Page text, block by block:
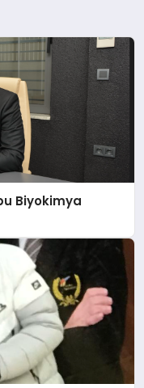
Biyokimya